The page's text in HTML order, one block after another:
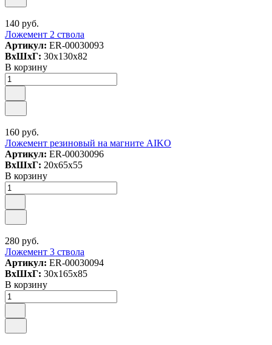
140 руб.
Ложемент 2 ствола
Артикул: ER-00030093
ВxШxГ: 30x130x82
В корзину
160 руб.
Ложемент резиновый на магните AIKO
Артикул: ER-00030096
ВxШxГ: 20x65x55
В корзину
280 руб.
Ложемент 3 ствола
Артикул: ER-00030094
ВxШxГ: 30x165x85
В корзину